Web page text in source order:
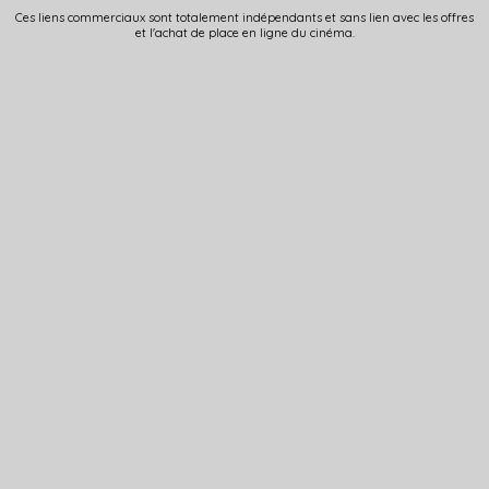
Ces liens commerciaux sont totalement indépendants et sans lien avec les offres
et l'achat de place en ligne du cinéma.